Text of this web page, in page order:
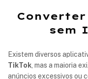
Converter
sem
Existem diversos
TikTok , mas a maioria
anúncios excessivos ou